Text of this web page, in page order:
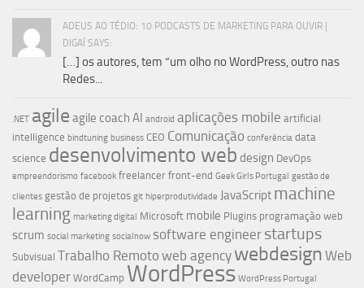
ADEUS AO TÉDIO: 10 PODCASTS DE MARKETING PARA OUVIR |
DIGAÍ SAYS:
[…] os autores, tem “um olho no WordPress, outro nas
Redes...
.NET agile agile coach AI android aplicações mobile artificial
intelligence bindtuning business CEO Comunicação conferência data
science desenvolvimento web design DevOps
empreendorismo facebook freelancer front-end Geek Girls Portugal gestão de
clientes gestão de projetos git hiperprodutividade JavaScript machine
learning marketing digital Microsoft mobile Plugins programação web
scrum social marketing socialnow software engineer startups
Subvisual Trabalho Remoto web agency webdesign Web
developer WordCamp WordPress WordPress Portugal